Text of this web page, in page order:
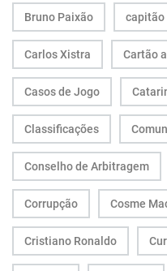
Bruno Paixão capitão
Carlos Xistra Cartão
Casos de Jogo
Classificações
Conselho de Arbitragem
Corrupção Cosme
Cristiano Ronaldo